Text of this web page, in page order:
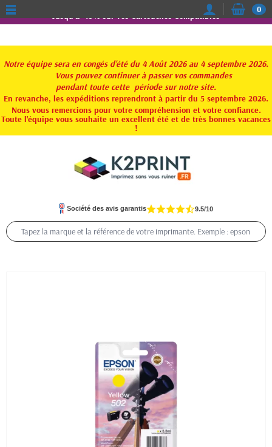
Jusqu'à -15% sur vos Cartouches Compatibles
Notre équipe sera en congés d'été du 4 Août 2026 au 4 septembre 2026.
Vous pouvez continuer à passer vos commandes
pendant toute cette période sur notre site.
En revanche, les expéditions reprendront à partir du 5 septembre 2026.
Nous vous remercions pour votre compréhension et votre confiance.
Toute l'équipe vous souhaite un excellent été et de très bonnes vacances
!
0
Société des avis garantis 9.5/10